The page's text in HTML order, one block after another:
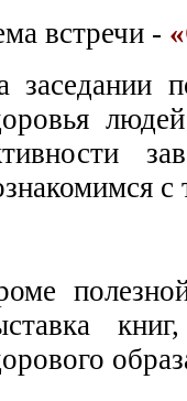
встречи -
заседании
с